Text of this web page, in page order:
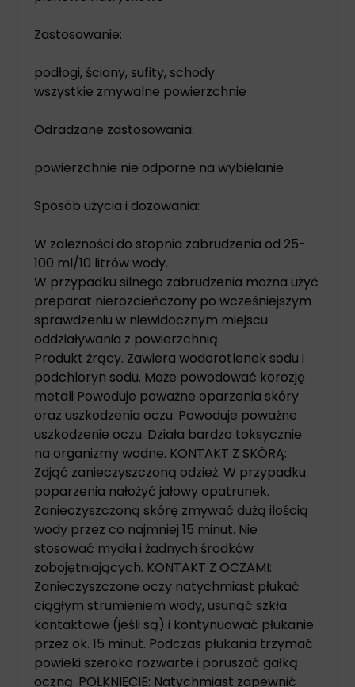
Zastosowanie:
podłogi, ściany, sufity, schody
wszystkie zmywalne powierzchnie
Odradzane zastosowania:
powierzchnie nie odporne na wybielanie
Sposób użycia i dozowania:
W zależności do stopnia zabrudzenia od 25-
100 ml/10 litrów wody.
W przypadku silnego zabrudzenia można użyć
preparat nierozcieńczony po wcześniejszym
sprawdzeniu w niewidocznym miejscu
oddziaływania z powierzchnią.
Produkt żrący. Zawiera wodorotlenek sodu i
podchloryn sodu. Może powodować korozję
metali Powoduje poważne oparzenia skóry
oraz uszkodzenia oczu. Powoduje poważne
uszkodzenie oczu. Działa bardzo toksycznie
na organizmy wodne. KONTAKT Z SKÓRĄ:
Zdjąć zanieczyszczoną odzież. W przypadku
poparzenia nałożyć jałowy opatrunek.
Zanieczyszczoną skórę zmywać dużą ilością
wody przez co najmniej 15 minut. Nie
stosować mydła i żadnych środków
zobojętniających. KONTAKT Z OCZAMI:
Zanieczyszczone oczy natychmiast płukać
ciągłym strumieniem wody, usunąć szkła
kontaktowe (jeśli są) i kontynuować płukanie
przez ok. 15 minut. Podczas płukania trzymać
powieki szeroko rozwarte i poruszać gałką
oczną. POŁKNIĘCIE: Natychmiast zapewnić